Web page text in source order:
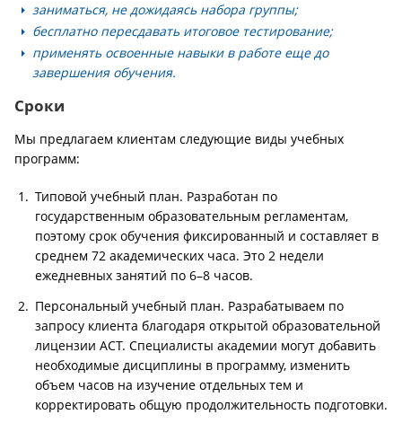
заниматься, не дожидаясь набора группы;
бесплатно пересдавать итоговое тестирование;
применять освоенные навыки в работе еще до
завершения обучения.
Сроки
Мы предлагаем клиентам следующие виды учебных
программ:
Типовой учебный план. Разработан по
государственным образовательным регламентам,
поэтому срок обучения фиксированный и составляет в
среднем 72 академических часа. Это 2 недели
ежедневных занятий по 6–8 часов.
Персональный учебный план. Разрабатываем по
запросу клиента благодаря открытой образовательной
лицензии АСТ. Специалисты академии могут добавить
необходимые дисциплины в программу, изменить
объем часов на изучение отдельных тем и
корректировать общую продолжительность подготовки.